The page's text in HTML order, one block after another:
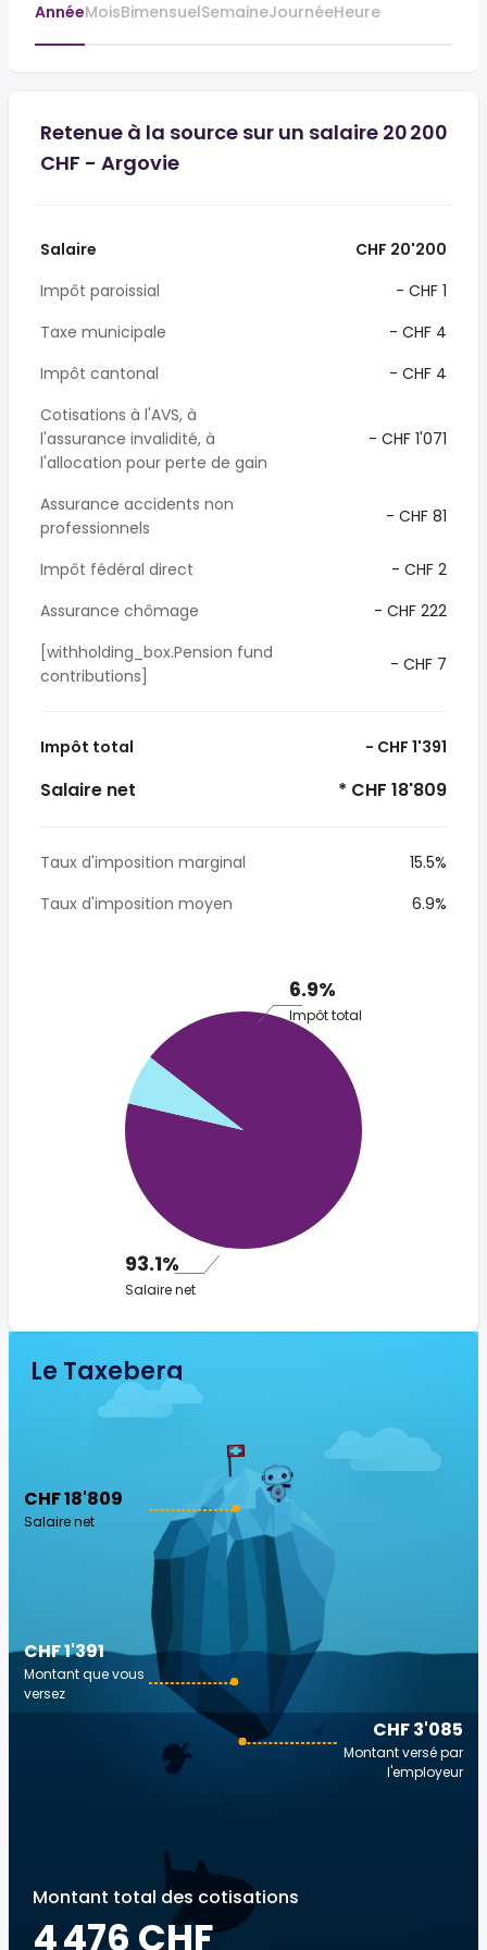
AnnéeMoisBimensuelSemaineJournéeHeure
Retenue à la source sur un salaire 20 200
CHF - Argovie
Salaire
CHF 20'200
Impôt paroissial
- CHF 1
Taxe municipale
- CHF 4
Impôt cantonal
- CHF 4
Cotisations à l'AVS, à
l'assurance invalidité, à
l'allocation pour perte de gain
- CHF 1'071
Assurance accidents non
professionnels
- CHF 81
Impôt fédéral direct
- CHF 2
Assurance chômage
- CHF 222
[withholding_box.Pension fund
contributions]
- CHF 7
Impôt total - CHF 1'391
Salaire net * CHF 18'809
Taux d'imposition marginal
15.5%
Taux d'imposition moyen
6.9%
6.9%
Impôt total
93.1%
Salaire net
Le Taxeberg
CHF 18'809
Salaire net
CHF 3'085
Montant versé par
l'employeur
CHF 1'391
Montant que vous
versez
Montant total des cotisations
4 476 CHF